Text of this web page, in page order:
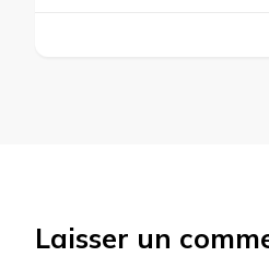
Laisser un